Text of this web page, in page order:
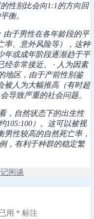
性别比会向1:1的方向回
衡。
由于男性在各年龄段的平
率、意外风险等），这种
年或成年阶段逐渐趋于平
非常接近。 · 人为因素
地区，由于产前性别鉴
被人为大幅推高（有时超
导致严重的社会问题。
，自然状态下的出生性
105:100）。这可以被视
性较高的自然死亡率，
，有利于种群的稳定繁
闲谈
用 * 标注